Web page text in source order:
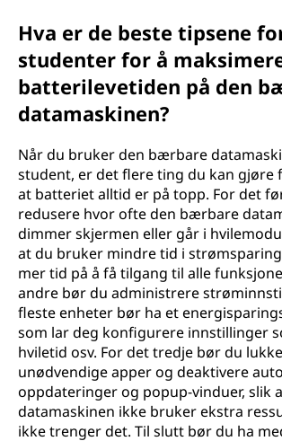
Hva er de beste tipsene
studenter for å
batterilevetiden på den
datamaskinen?
Når du bruker den bærbare
student, er det flere ting du kan gjøre
at batteriet alltid er på topp. For det
redusere hvor ofte den bærbare
dimmer skjermen eller går i
at du bruker mindre tid i
mer tid på å få tilgang til alle
andre bør du administrere
fleste enheter bør ha et
som lar deg konfigurere innstillinger
hviletid osv. For det tredje bør du
unødvendige apper og deaktivere
oppdateringer og popup-vinduer, slik
datamaskinen ikke bruker ekstra
ikke trenger det. Til slutt bør du ha